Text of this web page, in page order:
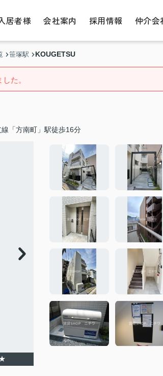
居者様 会社案内 採用情報 仲介会
笹塚駅 KOUGETSU
た。
「方南町」駅徒歩16分